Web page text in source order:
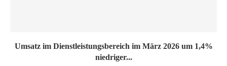
Umsatz im Dienstleistungsbereich im März 2026 um 1,4%
niedriger...